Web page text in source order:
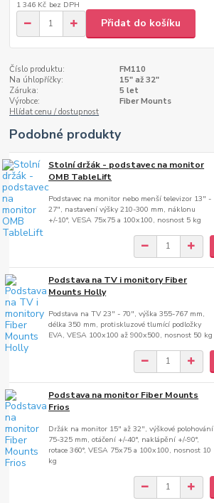
1 346 Kč bez DPH
Přidat do košíku
Číslo produktu:
FM110
Na úhlopříčky:
15" až 32"
Záruka:
5 let
Výrobce:
Fiber Mounts
Hlídat cenu / dostupnost
Podobné produkty
Stolní držák - podstavec na monitor
OMB TableLift
Podstavec na monitor nebo menší televizor 13" -
27", nastavení výšky 210-300 mm, náklonu
+/-10°, VESA 75x75 a 100x100, nosnost 5 kg
Podstava na TV i monitory Fiber
Mounts Holly
Podstava na TV 23" - 70", výška 355-767 mm,
délka 350 mm, protiskluzové tlumící podložky
EVA, VESA 100x100 až 900x500, nosnost 50 kg
Podstava na monitor Fiber Mounts
Frios
Držák na monitor 15" až 32", výškové polohování
75-325 mm, otáčení +/-40°, naklápění +/-90°,
rotace 360°, VESA 75x75 a 100x100, nosnost 10
kg